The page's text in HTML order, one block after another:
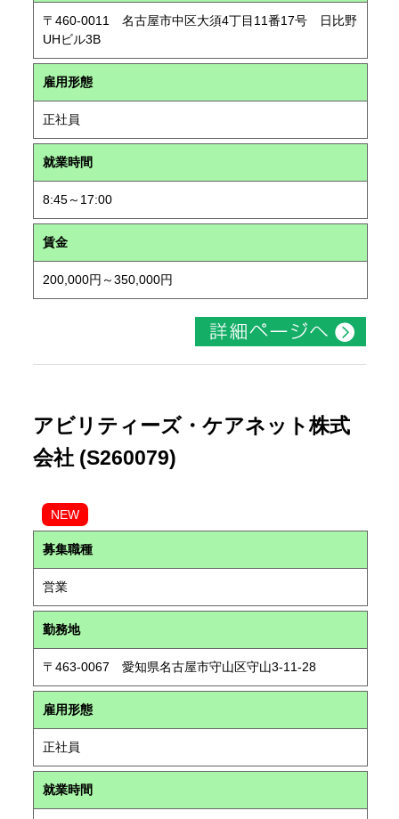
〒460-0011 名古屋市中区大須4丁目11番17号 日比野
UHビル3B
雇用形態
正社員
就業時間
8:45～17:00
賃金
200,000円～350,000円
アビリティーズ・ケアネット株式
会社 (S260079)
NEW
募集職種
営業
勤務地
〒463-0067 愛知県名古屋市守山区守山3-11-28
雇用形態
正社員
就業時間